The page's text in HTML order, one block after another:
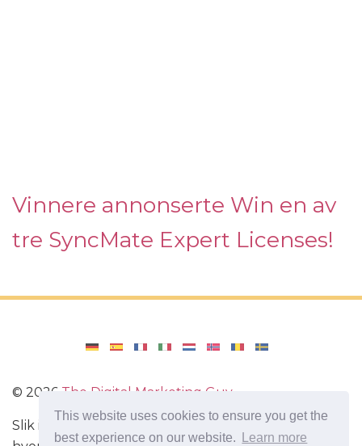
This website uses cookies to ensure you get the
best experience on our website.
Learn more
Vinnere annonserte Win en av
tre SyncMate Expert Licenses!
© 2026 The Digital Marketing Guy
Slik installerer du Windows på datamaskinen din,